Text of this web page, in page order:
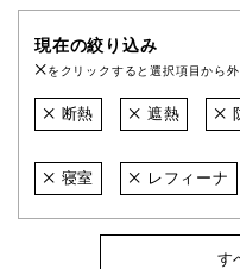
現在の絞り込み
をクリックすると選択項目から外
断熱 遮熱
寝室 レフィーナ
す